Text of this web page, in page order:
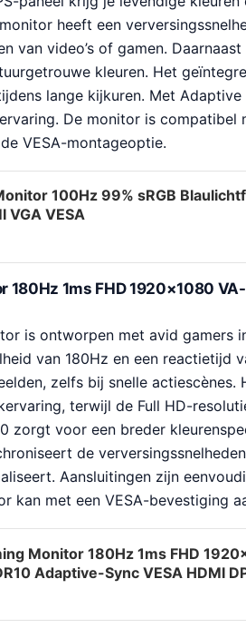
heeft een
van video’s of gamen.
kleuren. Het
lange kijkuren. Met
De monitor is compatibel
VESA-montageoptie.
100Hz 99% sRGB
VGA VESA
180Hz 1ms FHD 1920×1080
is ontworpen met avid gamers
van 180Hz en een reactietijd
zelfs bij snelle actiescènes.
terwijl de Full HD-
zorgt voor een breder
de
Aansluitingen zijn
kan met een VESA-bevestiging
Monitor 180Hz 1ms FHD
Adaptive-Sync VESA HDMI